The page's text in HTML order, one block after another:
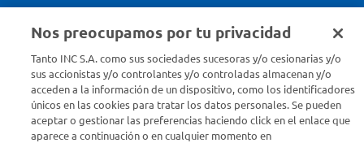
Estamos para ayudarte
¿Tenés una consulta? Comunicate con nosotros acá
Nos preocupamos por tu privacidad
Tanto INC S.A. como sus sociedades sucesoras y/o cesionarias y/o
sus accionistas y/o controlantes y/o controladas almacenan y/o
acceden a la información de un dispositivo, como los identificadores
únicos en las cookies para tratar los datos personales. Se pueden
aceptar o gestionar las preferencias haciendo click en el enlace que
aparece a continuación o en cualquier momento en